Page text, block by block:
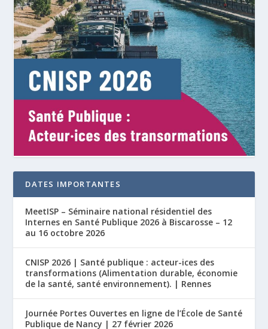
DATES IMPORTANTES
MeetISP – Séminaire national résidentiel des
Internes en Santé Publique 2026 à Biscarosse – 12
au 16 octobre 2026
CNISP 2026 | Santé publique : acteur-ices des
transformations (Alimentation durable, économie
de la santé, santé environnement). | Rennes
Journée Portes Ouvertes en ligne de l’École de Santé
Publique de Nancy | 27 février 2026